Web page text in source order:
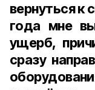
вернуться к
года мне
ущерб,
сразу